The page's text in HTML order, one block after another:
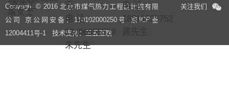
屠女士
李先生
元
电话：
13406955529
朱先生
电话：
18511525752
Copyright © 2016 北京市煤气热力工程设计院有限
公司 京公网安备：110102000250号 京ICP备
12004411号-1 技术支持：三五互联
关注我们